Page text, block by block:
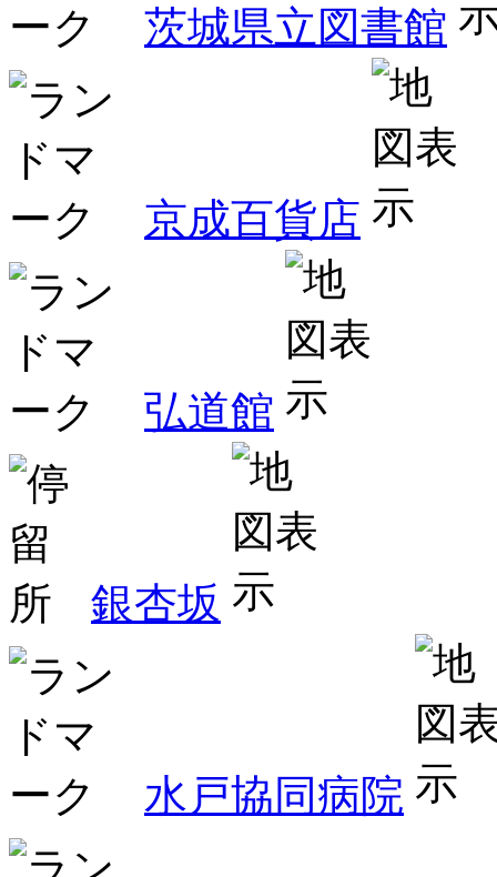
茨城県立図書館
京成百貨店
弘道館
銀杏坂
水戸協同病院